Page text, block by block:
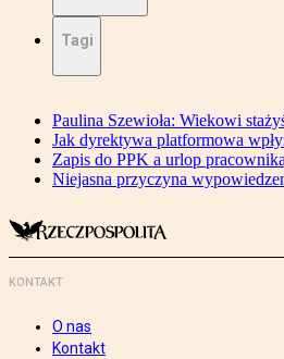
Tagi
Paulina Szewioła: Wiekowi
Jak dyrektywa platformowa
Zapis do PPK a urlop pracownika
Niejasna przyczyna
KONTAKT
O nas
Kontakt